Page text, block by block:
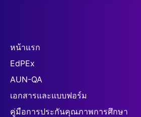
หน้าแรก
EdPEx
AUN-QA
เอกสารและแบบฟอร์ม
คู่มือการประกันคุณภาพการศึกษา